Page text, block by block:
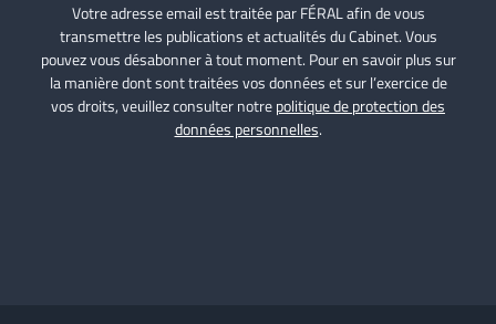
Votre adresse email est traitée par FÉRAL afin de vous
transmettre les publications et actualités du Cabinet. Vous
pouvez vous désabonner à tout moment. Pour en savoir plus sur
la manière dont sont traitées vos données et sur l’exercice de
vos droits, veuillez consulter notrepolitique de protection des
données personnelles.